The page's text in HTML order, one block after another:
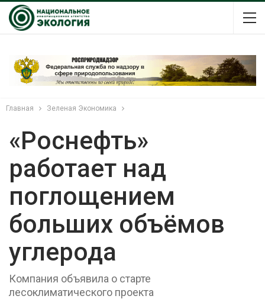
Главная Зеленая Экономика
«Роснефть»
работает над
поглощением
больших объёмов
углерода
Компания объявила о старте
лесоклиматического проекта